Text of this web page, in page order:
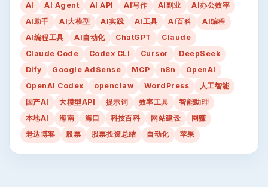
AI AI Agent AI API AI写作 AI副业
AI办公效率
AI助手
AI大模型 AI实践 AI工具 AI百科
AI编程
AI编程工具
AI自动化 ChatGPT
Claude
Claude Code
Codex CLI Cursor
DeepSeek
Dify
Google AdSense MCP n8n
OpenAI
OpenAI Codex
openclaw WordPress
人工智能
国产AI
大模型API 提示词 效率工具
智能助理
本地AI
海南 海口 科技百科 网站建设
网赚
老达博客
股票 股票投资总结 自动化 苹果